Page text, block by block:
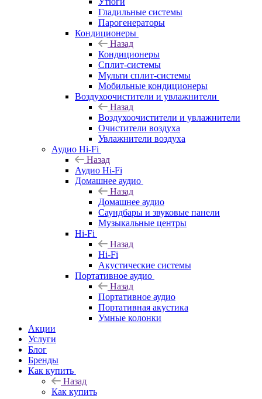
Гладильные системы
Парогенераторы
Кондиционеры
Назад
Кондиционеры
Сплит-системы
Мульти сплит-системы
Мобильные кондиционеры
Воздухоочистители и увлажнители
Назад
Воздухоочистители и увлажнители
Очистители воздуха
Увлажнители воздуха
Аудио Hi-Fi
Назад
Аудио Hi-Fi
Домашнее аудио
Назад
Домашнее аудио
Саундбары и звуковые панели
Музыкальные центры
Hi-Fi
Назад
Hi-Fi
Акустические системы
Портативное аудио
Назад
Портативное аудио
Портативная акустика
Умные колонки
Акции
Услуги
Блог
Бренды
Как купить
Назад
Как купить